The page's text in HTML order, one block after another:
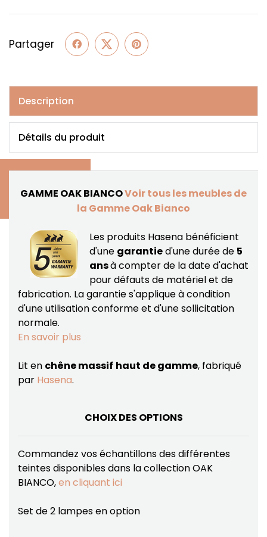
Partager
Description
GAMME OAK BIANCOVoir tous les meubles de
la Gamme Oak Bianco
Les produits Hasena bénéficient
d'une garantied'une durée de 5
ansà compter de la date d'achat
pour défauts de matériel et de
fabrication. La garantie s'applique à condition
d'une utilisation conforme et d'une sollicitation
normale.
En savoir plus
Lit en chêne massif haut de gamme, fabriqué
par Hasena.
CHOIX DES OPTIONS
Commandez vos échantillons des différentes
teintes disponibles dans la collection OAK
BIANCO,en cliquant ici
Set de 2 lampes en option
Détails du produit